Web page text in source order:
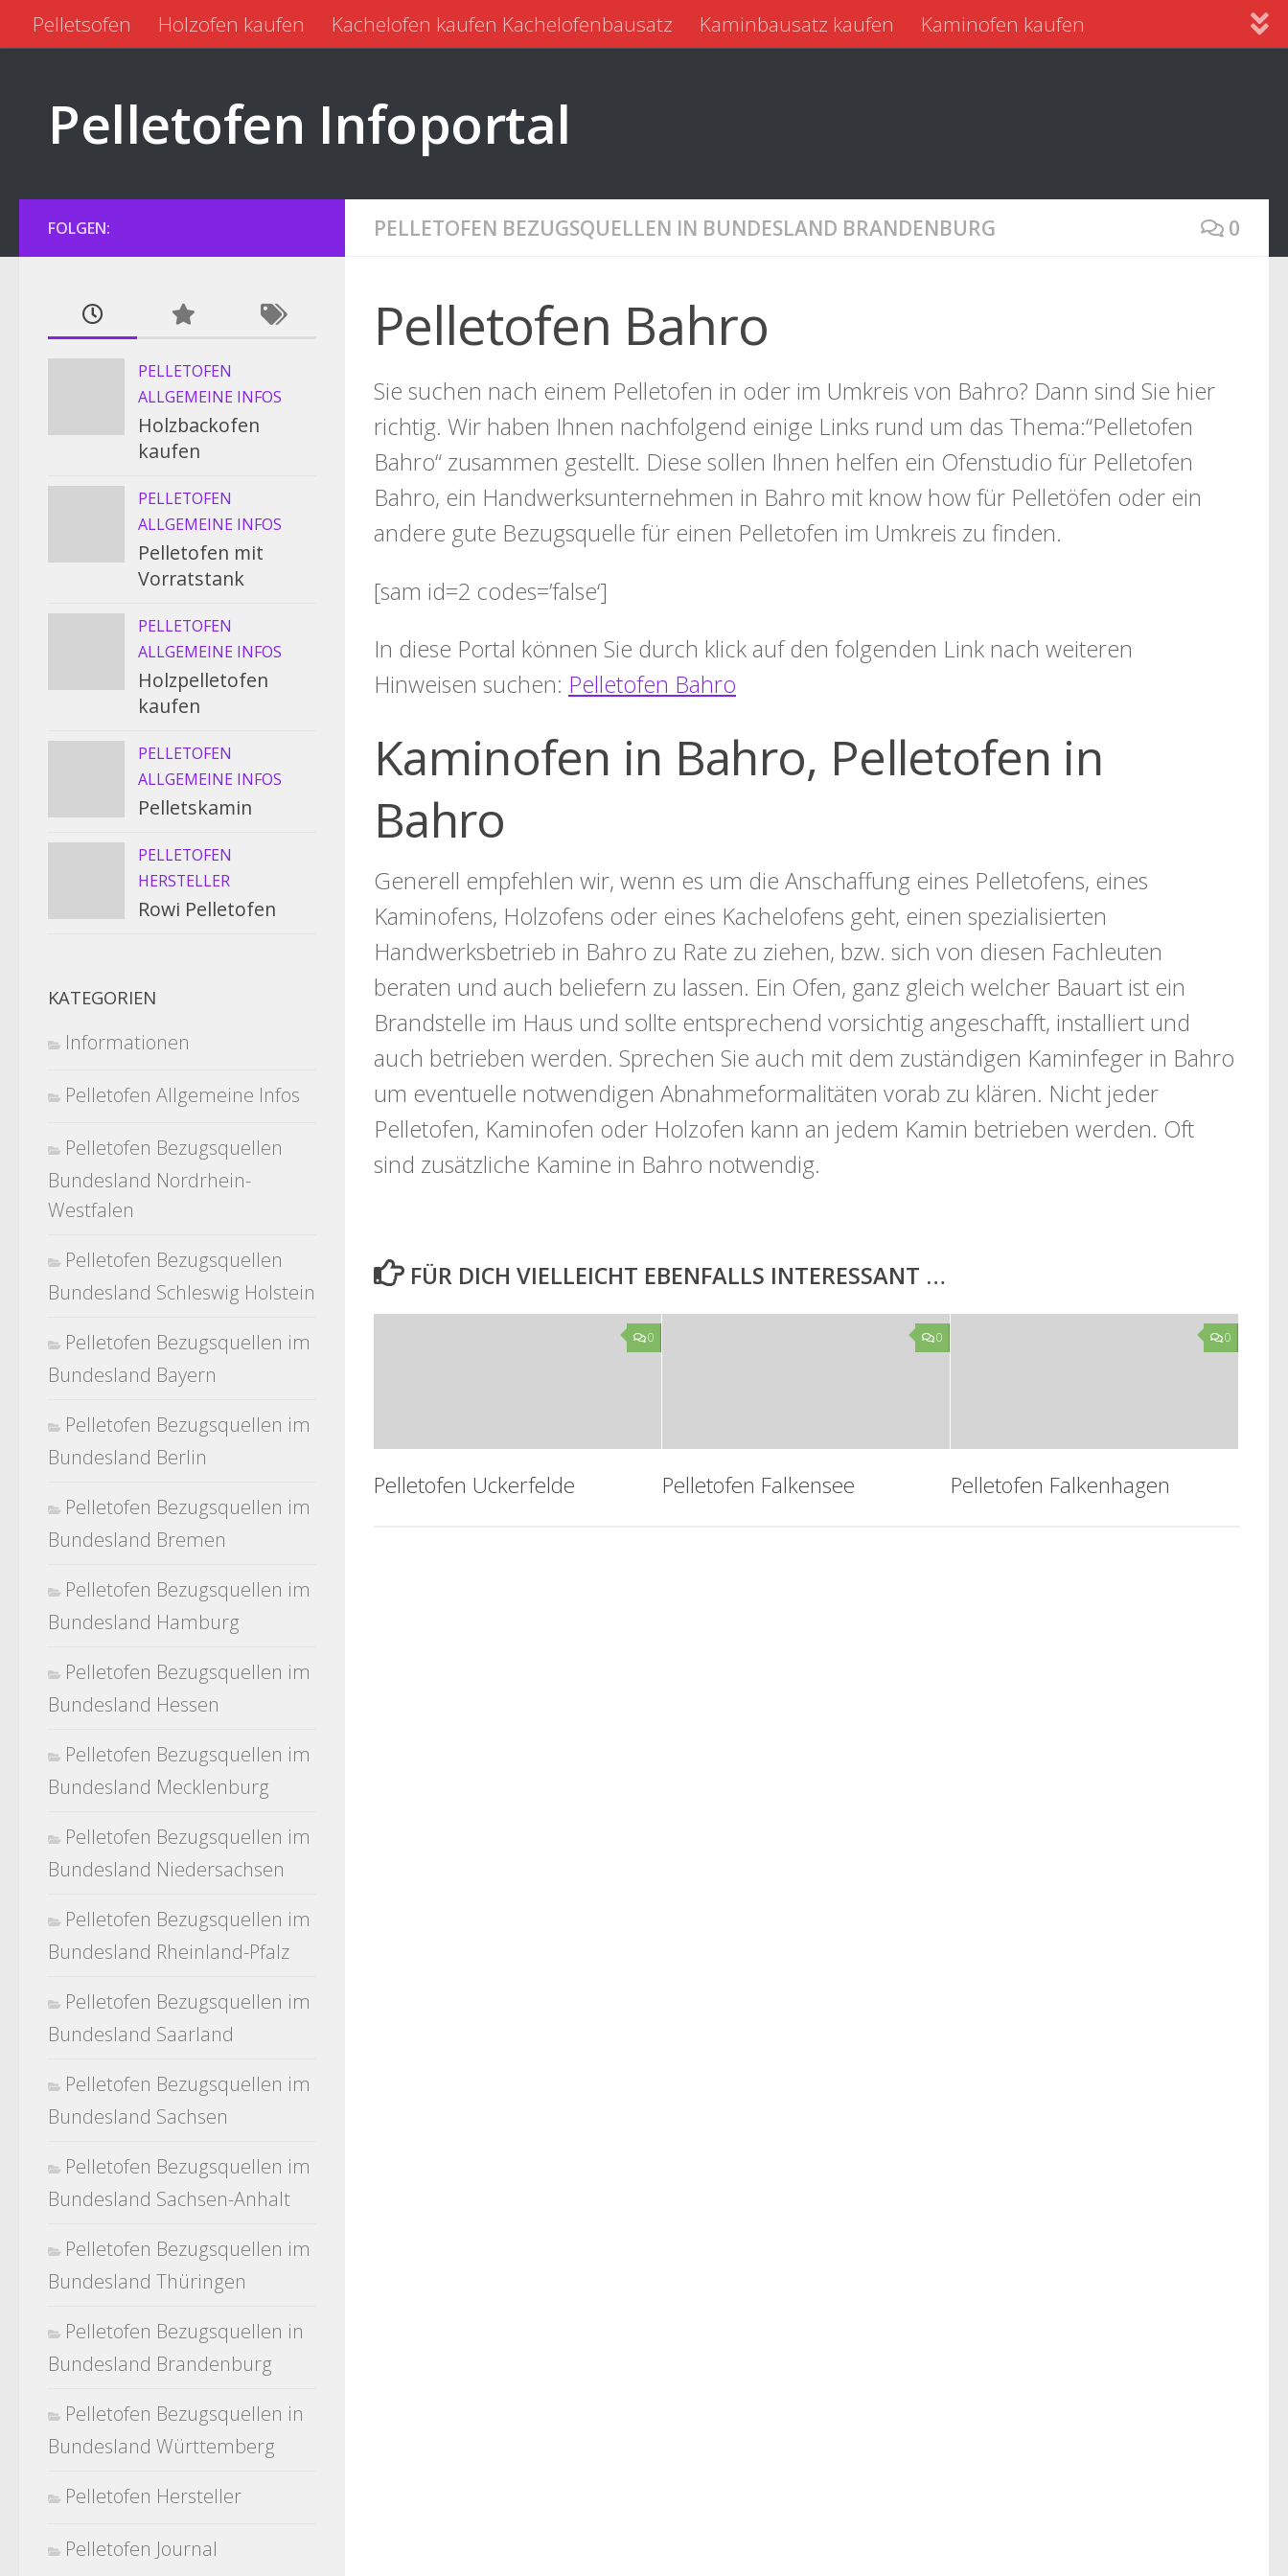
Zum Inhalt springen
Pelletsofen Holzofen kaufen Kachelofen kaufen Kachelofenbausatz Kaminbausatz kaufen
Kaminofen kaufen
Pelletofen Infoportal
PELLETOFEN BEZUGSQUELLEN IN BUNDESLAND BRANDENBURG 0
Pelletofen Bahro
Sie suchen nach einem Pelletofen in oder im Umkreis von Bahro? Dann sind Sie hier
richtig. Wir haben Ihnen nachfolgend einige Links rund um das Thema:“Pelletofen
Bahro“ zusammen gestellt. Diese sollen Ihnen helfen ein Ofenstudio für Pelletofen
Bahro, ein Handwerksunternehmen in Bahro mit know how für Pelletöfen oder ein
andere gute Bezugsquelle für einen Pelletofen im Umkreis zu finden.
[sam id=2 codes=’false‘]
In diese Portal können Sie durch klick auf den folgenden Link nach weiteren
Hinweisen suchen: Pelletofen Bahro
Kaminofen in Bahro, Pelletofen in
Bahro
Generell empfehlen wir, wenn es um die Anschaffung eines Pelletofens, eines
Kaminofens, Holzofens oder eines Kachelofens geht, einen spezialisierten
Handwerksbetrieb in Bahro zu Rate zu ziehen, bzw. sich von diesen Fachleuten
beraten und auch beliefern zu lassen. Ein Ofen, ganz gleich welcher Bauart ist ein
Brandstelle im Haus und sollte entsprechend vorsichtig angeschafft, installiert und
auch betrieben werden. Sprechen Sie auch mit dem zuständigen Kaminfeger in Bahro
um eventuelle notwendigen Abnahmeformalitäten vorab zu klären. Nicht jeder
Pelletofen, Kaminofen oder Holzofen kann an jedem Kamin betrieben werden. Oft
sind zusätzliche Kamine in Bahro notwendig.
FÜR DICH VIELLEICHT EBENFALLS INTERESSANT …
0
Pelletofen Uckerfelde
0
Pelletofen Falkensee
0
Pelletofen Falkenhagen
FOLGEN:
PELLETOFEN
ALLGEMEINE INFOS
Holzbackofen
kaufen
PELLETOFEN
ALLGEMEINE INFOS
Pelletofen mit
Vorratstank
PELLETOFEN
ALLGEMEINE INFOS
Holzpelletofen
kaufen
PELLETOFEN
ALLGEMEINE INFOS
Pelletskamin
PELLETOFEN
HERSTELLER
Rowi Pelletofen
KATEGORIEN
Informationen
Pelletofen Allgemeine Infos
Pelletofen Bezugsquellen
Bundesland Nordrhein-
Westfalen
Pelletofen Bezugsquellen
Bundesland Schleswig Holstein
Pelletofen Bezugsquellen im
Bundesland Bayern
Pelletofen Bezugsquellen im
Bundesland Berlin
Pelletofen Bezugsquellen im
Bundesland Bremen
Pelletofen Bezugsquellen im
Bundesland Hamburg
Pelletofen Bezugsquellen im
Bundesland Hessen
Pelletofen Bezugsquellen im
Bundesland Mecklenburg
Pelletofen Bezugsquellen im
Bundesland Niedersachsen
Pelletofen Bezugsquellen im
Bundesland Rheinland-Pfalz
Pelletofen Bezugsquellen im
Bundesland Saarland
Pelletofen Bezugsquellen im
Bundesland Sachsen
Pelletofen Bezugsquellen im
Bundesland Sachsen-Anhalt
Pelletofen Bezugsquellen im
Bundesland Thüringen
Pelletofen Bezugsquellen in
Bundesland Brandenburg
Pelletofen Bezugsquellen in
Bundesland Württemberg
Pelletofen Hersteller
Pelletofen Journal